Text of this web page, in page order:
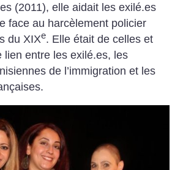
(2011), elle aidait les exilé.es
face au harcèlement policier
du XIXe. Elle était de celles et
lien entre les exilé.es, les
de l’immigration et les